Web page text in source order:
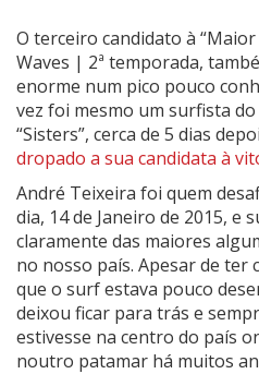
O terceiro candidato à
Waves | 2ª temporada,
enorme num pico pouco
vez foi mesmo um surfista
“Sisters”, cerca de 5 dias
dropado a sua candidata à
André Teixeira foi quem
dia, 14 de Janeiro de 2015, e
claramente das maiores
no nosso país. Apesar de ter
que o surf estava pouco
deixou ficar para trás e
estivesse na centro do país
noutro patamar há muitos